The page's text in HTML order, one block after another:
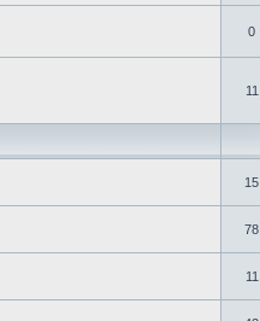
0
11
15
78
11